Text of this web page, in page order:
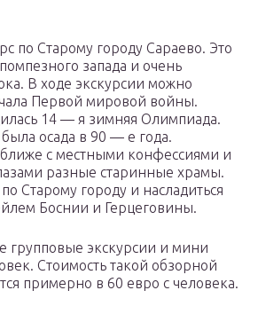
по Старому городу Сараево. Это
запада и очень
В ходе экскурсии можно
Первой мировой войны.
14 — я зимняя Олимпиада.
осада в 90 — е года.
с местными конфессиями и
разные старинные храмы.
Старому городу и насладиться
Боснии и Герцеговины.
групповые экскурсии и мини
Стоимость такой обзорной
примерно в 60 евро с человека.